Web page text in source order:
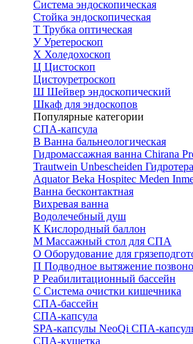
Система эндоскопическая
Стойка эндоскопическая
Т Трубка оптическая
УУретероскоп
Х Холедохоскоп
Ц Цистоскоп
Цистоуретроскоп
Ш Шейвер эндоскопический
Шкаф для эндоскопов
Популярные категории
СПА-капсула
В Ванна бальнеологическая
Гидромассажная ванна Chirana
Trautwein Unbescheiden
AquatorBeka Hospitec Meden
Ванна бесконтактная
Вихревая ванна
Водолечебный душ
К Кислородный баллон
М Массажный стол для СПА
О Оборудование для
П Подводное вытяжение
Р Реабилитационный бассейн
С Система очистки кишечника
СПА-бассейн
СПА-капсула
SPA-капсулы NeoQi СПА-
СПА-кушетка